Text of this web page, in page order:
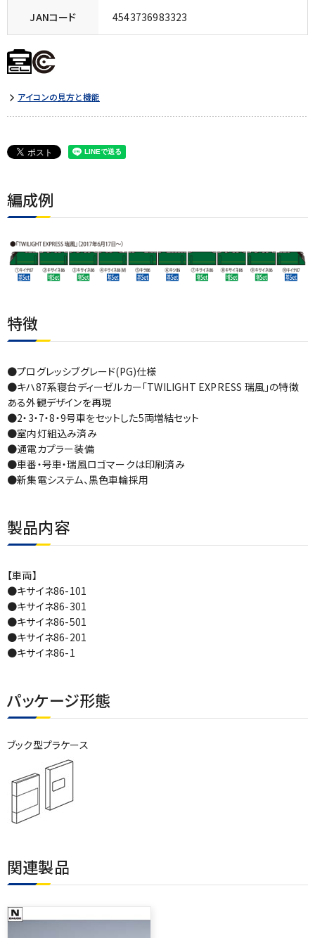
JANコード 4543736983323
アイコンの見方と機能
編成例
特徴
●プログレッシブグレード(PG)仕様
●キハ87系寝台ディーゼルカー「TWILIGHT EXPRESS 瑞風」の特徴
ある外観デザインを再現
●2・3・7・8・9号車をセットした5両増結セット
●室内灯組込み済み
●通電カプラー装備
●車番・号車・瑞風ロゴマークは印刷済み
●新集電システム、黒色車輪採用
製品内容
【車両】
●キサイネ86-101
●キサイネ86-301
●キサイネ86-501
●キサイネ86-201
●キサイネ86-1
パッケージ形態
ブック型プラケース
関連製品